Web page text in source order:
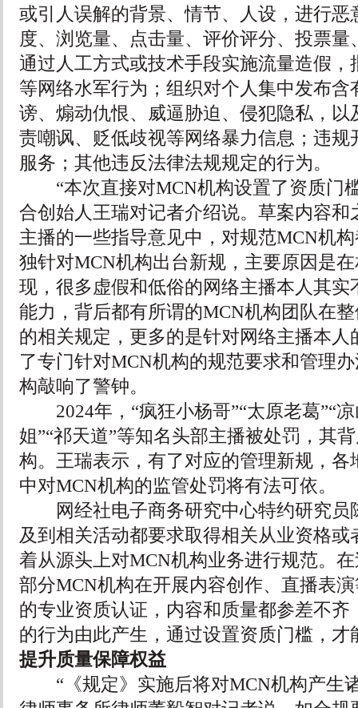
或引人误解的背景、情节、人设，进行恶
度、浏览量、点击量、评价评分、投票
通过人工方式或技术手段实施流量造假，
等网络水军行为；组织对个人集中发布含
谤、煽动仇恨、威逼胁迫、侵犯隐私，以
责嘲讽、贬低歧视等网络暴力信息；违规
服务；其他违反法律法规规定的行为。
“本次直接对MCN机构设置了资质门
合创始人王瑞对记者介绍说。草案内容和
主播的一些指导意见中，对规范MCN机
独针对MCN机构出台新规，主要原因是
现，很多虚假和低俗的网络主播本人其实
能力，背后都有所谓的MCN机构团队在
的相关规定，更多的是针对网络主播本人
了专门针对MCN机构的规范要求和管理
构敲响了警钟。
2024年，“疯狂小杨哥”“太原老葛”“凉
姐”“祁天道”等知名头部主播被处罚，其
构。王瑞表示，有了对应的管理新规，各
中对MCN机构的监管处罚将有法可依。
网经社电子商务研究中心特约研究员
及到相关活动都要求取得相关从业资格或
着从源头上对MCN机构业务进行规范。
部分MCN机构在开展内容创作、直播表
的专业资质认证，内容和质量都参差不齐
的行为由此产生，通过设置资质门槛，才
提升质量保障权益
“《规定》实施后将对MCN机构产生